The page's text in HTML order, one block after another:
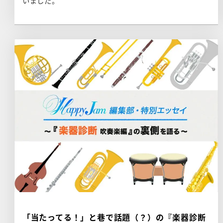
「当たってる！」と巷で話題（？）の『楽器診断